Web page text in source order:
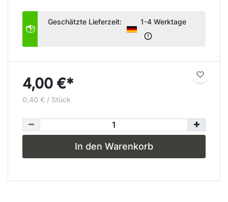
Geschätzte Lieferzeit: 1-4 Werktage
4,00 €*
0,40 € / Stück
In den Warenkorb